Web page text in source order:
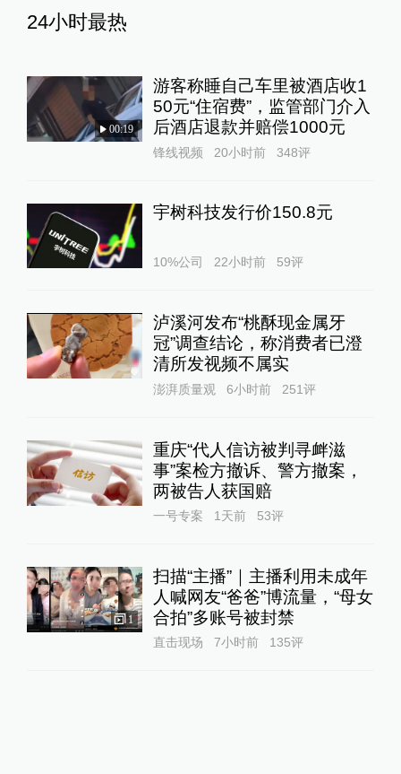
24小时最热
00:19
游客称睡自己车里被酒店收1
50元“住宿费”，监管部门介入
后酒店退款并赔偿1000元
锋线视频 20小时前 348评
宇树科技发行价150.8元
10%公司 22小时前 59评
泸溪河发布“桃酥现金属牙
冠”调查结论，称消费者已澄
清所发视频不属实
澎湃质量观 6小时前 251评
重庆“代人信访被判寻衅滋
事”案检方撤诉、警方撤案，
两被告人获国赔
一号专案 1天前 53评
1
扫描“主播”｜主播利用未成年
人喊网友“爸爸”博流量，“母女
合拍”多账号被封禁
直击现场 7小时前 135评